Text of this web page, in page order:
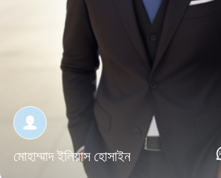
মোহাম্মাদ ইলিয়াস হোসাইন